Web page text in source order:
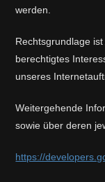
werden.
Rechtsgrundlage
berechtigtes
unseres
Weitergehende
sowie über deren
https://